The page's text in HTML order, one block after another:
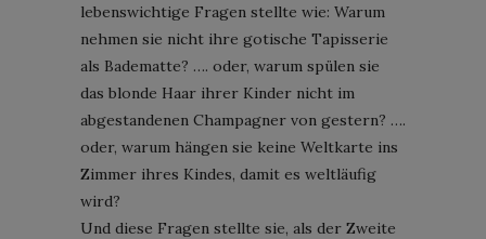
lebenswichtige Fragen stellte wie: Warum
nehmen sie nicht ihre gotische Tapisserie
als Badematte? …. oder, warum spülen sie
das blonde Haar ihrer Kinder nicht im
abgestandenen Champagner von gestern? ….
oder, warum hängen sie keine Weltkarte ins
Zimmer ihres Kindes, damit es weltläufig
wird?
Und diese Fragen stellte sie, als der Zweite